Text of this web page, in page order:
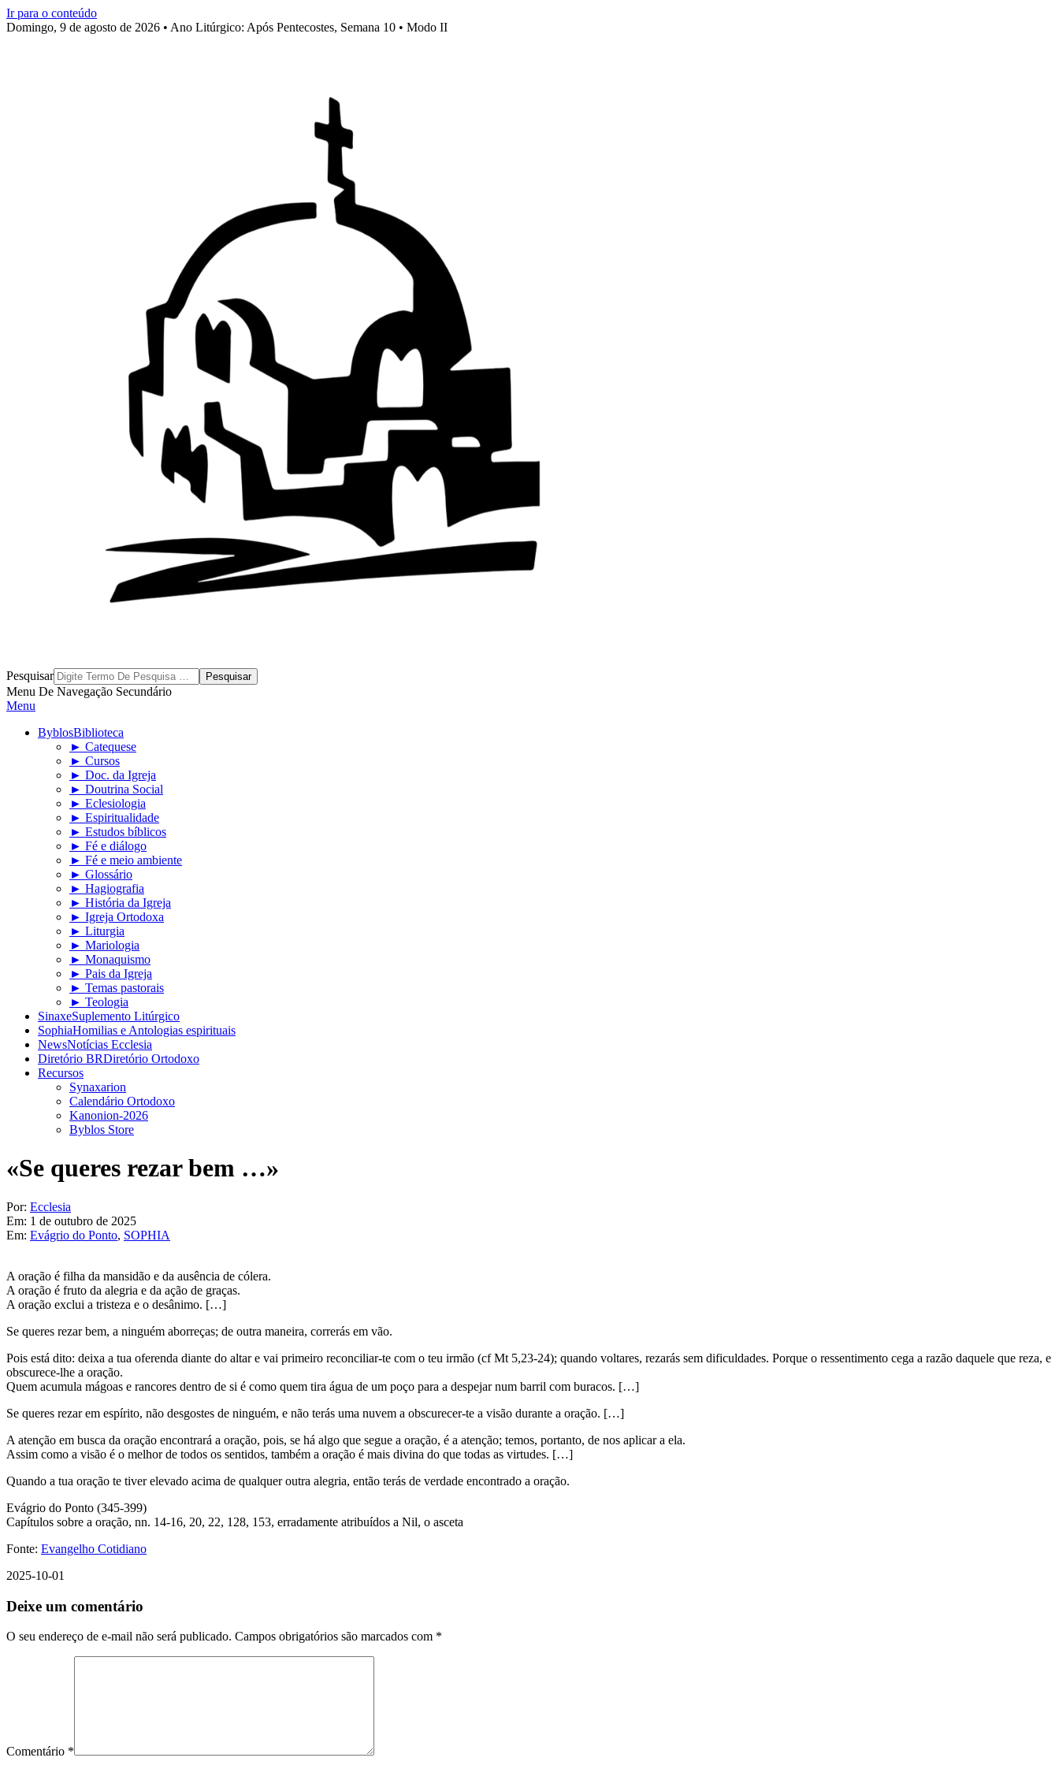
Ir para o conteúdo
Domingo, 9 de agosto de 2026 • Ano Litúrgico: Após Pentecostes, Semana 10 • Modo II
Byblos
Pesquisar
Menu De Navegação Secundário
Menu
ByblosBiblioteca
► Catequese
► Cursos
► Doc. da Igreja
► Doutrina Social
► Eclesiologia
► Espiritualidade
► Estudos bíblicos
► Fé e diálogo
► Fé e meio ambiente
► Glossário
► Hagiografia
► História da Igreja
► Igreja Ortodoxa
► Liturgia
► Mariologia
► Monaquismo
► Pais da Igreja
► Temas pastorais
► Teologia
SinaxeSuplemento Litúrgico
SophiaHomilias e Antologias espirituais
NewsNotícias Ecclesia
Diretório BRDiretório Ortodoxo
Recursos
Synaxarion
Calendário Ortodoxo
Kanonion-2026
Byblos Store
«Se queres rezar bem …»
Por: Ecclesia
Em: 1 de outubro de 2025
Em: Evágrio do Ponto, SOPHIA
A oração é filha da mansidão e da ausência de cólera.
A oração é fruto da alegria e da ação de graças.
A oração exclui a tristeza e o desânimo. […]
Se queres rezar bem, a ninguém aborreças; de outra maneira, correrás em vão.
Pois está dito: deixa a tua oferenda diante do altar e vai primeiro reconciliar-te com o teu irmão (cf Mt 5,23-24); quando voltares, rezarás sem dificuldades. Porque o ressentimento cega a razão daquele que reza, e
obscurece-lhe a oração.
Quem acumula mágoas e rancores dentro de si é como quem tira água de um poço para a despejar num barril com buracos. […]
Se queres rezar em espírito, não desgostes de ninguém, e não terás uma nuvem a obscurecer-te a visão durante a oração. […]
A atenção em busca da oração encontrará a oração, pois, se há algo que segue a oração, é a atenção; temos, portanto, de nos aplicar a ela.
Assim como a visão é o melhor de todos os sentidos, também a oração é mais divina do que todas as virtudes. […]
Quando a tua oração te tiver elevado acima de qualquer outra alegria, então terás de verdade encontrado a oração.
Evágrio do Ponto (345-399)
Capítulos sobre a oração, nn. 14-16, 20, 22, 128, 153, erradamente atribuídos a Nil, o asceta
Fonte: Evangelho Cotidiano
2025-10-01
Deixe um comentário
O seu endereço de e-mail não será publicado. Campos obrigatórios são marcados com *
Comentário *